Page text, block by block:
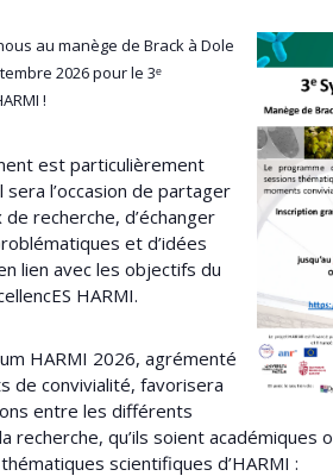
au manège de Brack à Dole
2026 pour le 3ᵉ
!
est particulièrement
l’occasion de partager
recherche, d’échanger
et d’idées
lien avec les objectifs du
HARMI.
HARMI 2026, agrémenté
de convivialité, favorisera
entre les différents
recherche, qu’ils soient académiques
scientifiques d’HARMI :